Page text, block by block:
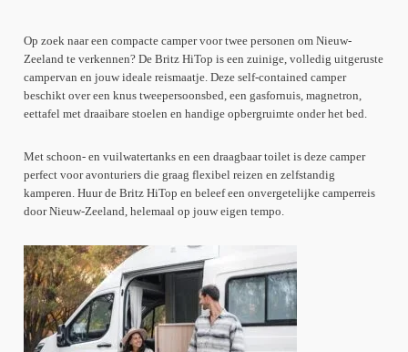
Op zoek naar een compacte camper voor twee personen om Nieuw-
Zeeland te verkennen? De Britz HiTop is een zuinige, volledig uitgeruste
campervan en jouw ideale reismaatje. Deze self-contained camper
beschikt over een knus tweepersoonsbed, een gasfornuis, magnetron,
eettafel met draaibare stoelen en handige opbergruimte onder het bed.
Met schoon- en vuilwatertanks en een draagbaar toilet is deze camper
perfect voor avonturiers die graag flexibel reizen en zelfstandig
kamperen. Huur de Britz HiTop en beleef een onvergetelijke camperreis
door Nieuw-Zeeland, helemaal op jouw eigen tempo.